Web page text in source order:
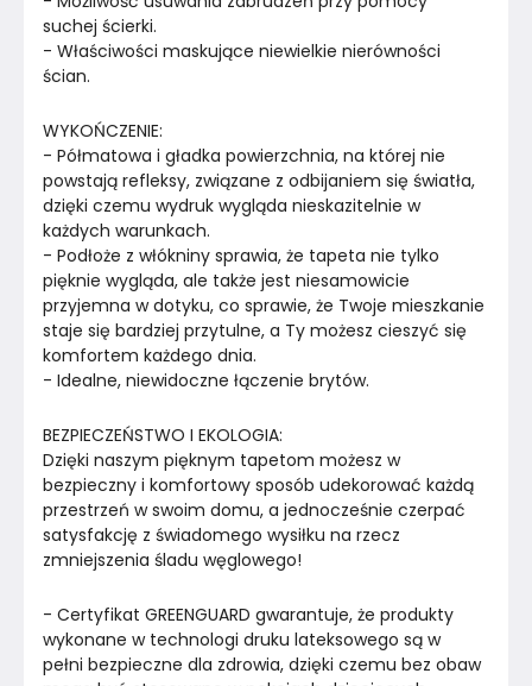
suchej ścierki.
- Właściwości maskujące niewielkie nierówności
ścian.
WYKOŃCZENIE:
- Półmatowa i gładka powierzchnia, na której nie
powstają refleksy, związane z odbijaniem się światła,
dzięki czemu wydruk wygląda nieskazitelnie w
każdych warunkach.
- Podłoże z włókniny sprawia, że tapeta nie tylko
pięknie wygląda, ale także jest niesamowicie
przyjemna w dotyku, co sprawie, że Twoje mieszkanie
staje się bardziej przytulne, a Ty możesz cieszyć się
komfortem każdego dnia.
- Idealne, niewidoczne łączenie brytów.
BEZPIECZEŃSTWO I EKOLOGIA:
Dzięki naszym pięknym tapetom możesz w
bezpieczny i komfortowy sposób udekorować każdą
przestrzeń w swoim domu, a jednocześnie czerpać
satysfakcję z świadomego wysiłku na rzecz
zmniejszenia śladu węglowego!
- Certyfikat GREENGUARD gwarantuje, że produkty
wykonane w technologi druku lateksowego są w
pełni bezpieczne dla zdrowia, dzięki czemu bez obaw